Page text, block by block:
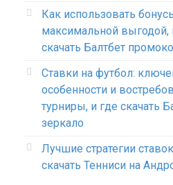
Как использовать
максимальной выгодой,
скачать Балтбет
Ставки на футбол:
особенности и
турниры, и где скачать
зеркало
Лучшие стратегии
скачать Тенниси на